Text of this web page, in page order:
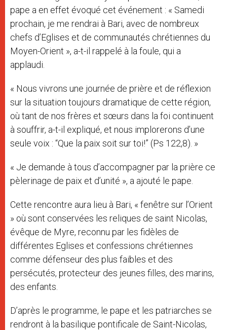
pape a en effet évoqué cet événement : « Samedi
prochain, je me rendrai à Bari, avec de nombreux
chefs d’Eglises et de communautés chrétiennes du
Moyen-Orient », a-t-il rappelé à la foule, qui a
applaudi.
« Nous vivrons une journée de prière et de réflexion
sur la situation toujours dramatique de cette région,
où tant de nos frères et sœurs dans la foi continuent
à souffrir, a-t-il expliqué, et nous implorerons d’une
seule voix : “Que la paix soit sur toi!” (Ps 122,8). »
« Je demande à tous d’accompagner par la prière ce
pèlerinage de paix et d’unité », a ajouté le pape.
Cette rencontre aura lieu à Bari, « fenêtre sur l’Orient
» où sont conservées les reliques de saint Nicolas,
évêque de Myre, reconnu par les fidèles de
différentes Eglises et confessions chrétiennes
comme défenseur des plus faibles et des
persécutés, protecteur des jeunes filles, des marins,
des enfants.
D’après le programme, le pape et les patriarches se
rendront à la basilique pontificale de Saint-Nicolas,